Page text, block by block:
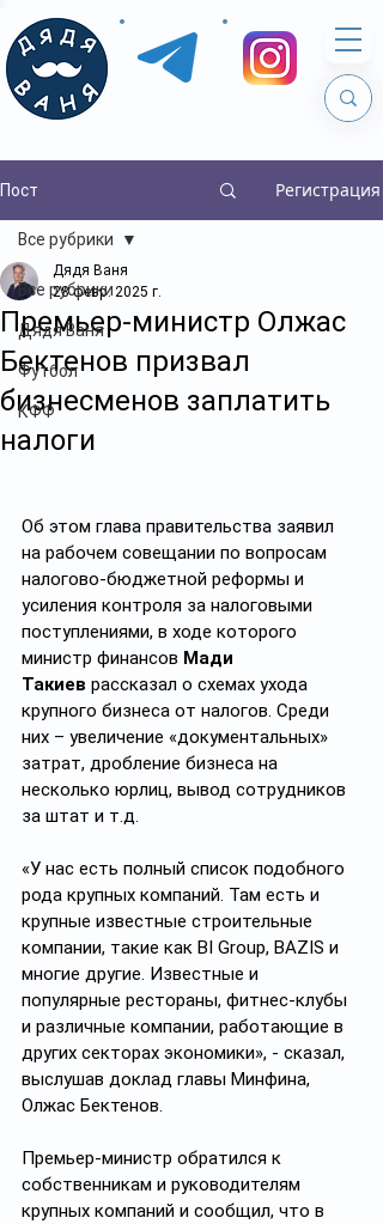
Пост Регистрация
Все рубрики
Дядя Ваня
Футбол
КФФ
Все рубрики
Премьер-министр Олжас
Бектенов призвал
бизнесменов заплатить
налоги
Дядя Ваня
28 февр. 2025 г.
Об этом глава правительства заявил
на рабочем совещании по вопросам
налогово-бюджетной реформы и
усиления контроля за налоговыми
поступлениями, в ходе которого
министр финансов Мади
Такиев рассказал о схемах ухода
крупного бизнеса от налогов. Среди
них – увеличение «документальных»
затрат, дробление бизнеса на
несколько юрлиц, вывод сотрудников
за штат и т.д.
«У нас есть полный список подобного
рода крупных компаний. Там есть и
крупные известные строительные
компании, такие как BI Group, BAZIS и
многие другие. Известные и
популярные рестораны, фитнес-клубы
и различные компании, работающие в
других секторах экономики», - сказал,
выслушав доклад главы Минфина,
Олжас Бектенов.
Премьер-министр обратился к
собственникам и руководителям
крупных компаний и сообщил, что в